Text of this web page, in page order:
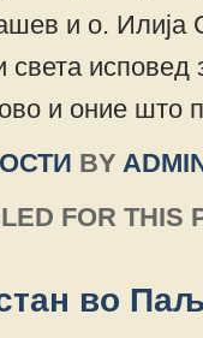
и о. Илија
света исповед
и оние што
BY
FOR THIS
во